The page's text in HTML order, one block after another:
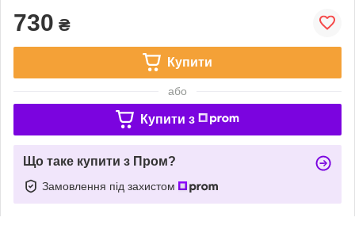
730 ₴
Купити
або
Купити з
Що таке купити з Пром?
Замовлення під захистом